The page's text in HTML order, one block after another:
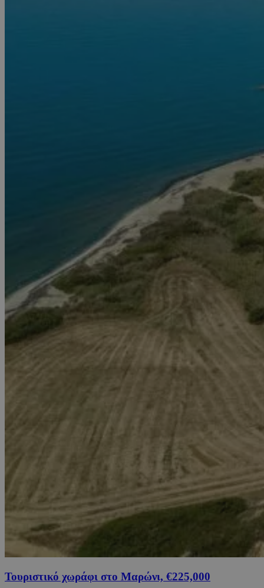
Τουριστικό χωράφι στο Μαρώνι, €225,000